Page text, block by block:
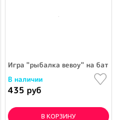
магните, одна светящ.
Игра "рыбалка вевоу" на
В наличии
435 руб
В КОРЗИНУ